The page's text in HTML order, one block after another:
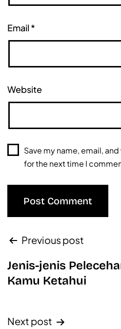
Email *
Website
Save my name, email,
for the next time I
Previous post
Jenis-jenis
Kamu Ketahui
Next post